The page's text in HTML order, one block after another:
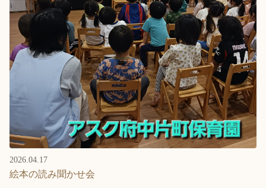
2026.04.17
絵本の読み聞かせ会